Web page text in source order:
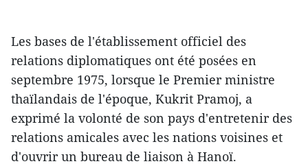
Les bases de l'établissement officiel des
relations diplomatiques ont été posées en
septembre 1975, lorsque le Premier ministre
thaïlandais de l'époque, Kukrit Pramoj, a
exprimé la volonté de son pays d'entretenir des
relations amicales avec les nations voisines et
d'ouvrir un bureau de liaison à Hanoï.